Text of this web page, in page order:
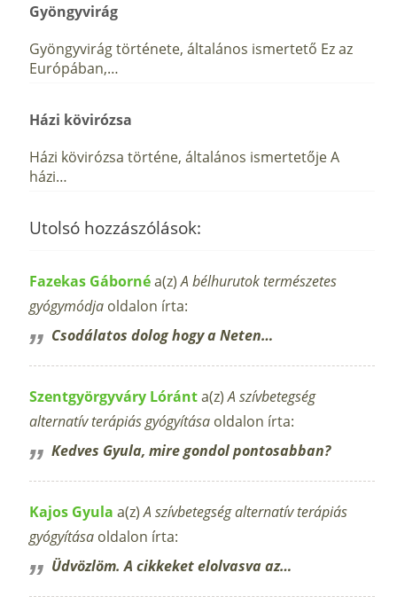
Gyöngyvirág
Gyöngyvirág története, általános ismertető Ez az
Európában,…
Házi kövirózsa
Házi kövirózsa történe, általános ismertetője A
házi…
Utolsó hozzászólások:
Fazekas Gábornéa(z)A bélhurutok természetes
gyógymódja oldalon írta:
Csodálatos dolog hogy a Neten…
Szentgyörgyváry Lóránta(z)A szívbetegség
alternatív terápiás gyógyítása oldalon írta:
Kedves Gyula, mire gondol pontosabban?
Kajos Gyula a(z)A szívbetegség alternatív terápiás
gyógyítása oldalon írta:
Üdvözlöm. A cikkeket elolvasva az…